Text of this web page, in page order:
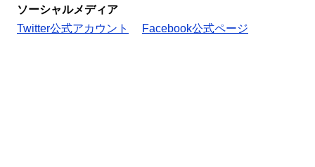
ソーシャルメディア
Twitter公式アカウント
Facebook公式ページ